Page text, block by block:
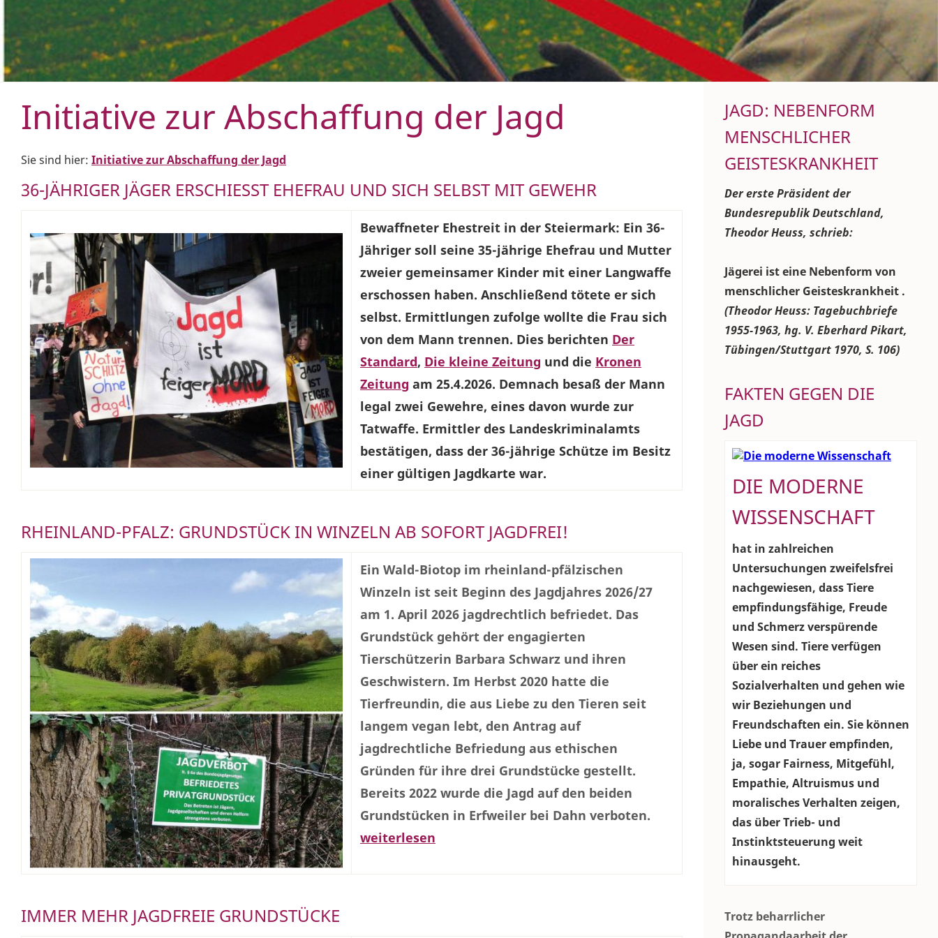
Initiative zur Abschaffung der Jagd
Sie sind hier: Initiative zur Abschaffung der Jagd
36-JÄHRIGER JÄGER ERSCHIESST EHEFRAU UND SICH SELBST MIT GEWEHR
Bewaffneter Ehestreit in der Steiermark: Ein 36-
Jähriger soll seine 35-jährige Ehefrau und Mutter
zweier gemeinsamer Kinder mit einer Langwaffe
erschossen haben. Anschließend tötete er sich
selbst. Ermittlungen zufolge wollte die Frau sich
von dem Mann trennen. Dies berichten Der
Standard, Die kleine Zeitung und die Kronen
Zeitung am 25.4.2026. Demnach besaß der Mann
legal zwei Gewehre, eines davon wurde zur
Tatwaffe. Ermittler des Landeskriminalamts
bestätigen, dass der 36-jährige Schütze im Besitz
einer gültigen Jagdkarte war.
RHEINLAND-PFALZ: GRUNDSTÜCK IN WINZELN AB SOFORT JAGDFREI!
Ein Wald-Biotop im rheinland-pfälzischen
Winzeln ist seit Beginn des Jagdjahres 2026/27
am 1. April 2026 jagdrechtlich befriedet. Das
Grundstück gehört der engagierten
Tierschützerin Barbara Schwarz und ihren
Geschwistern. Im Herbst 2020 hatte die
Tierfreundin, die aus Liebe zu den Tieren seit
langem vegan lebt, den Antrag auf
jagdrechtliche Befriedung aus ethischen
Gründen für ihre drei Grundstücke gestellt.
Bereits 2022 wurde die Jagd auf den beiden
Grundstücken in Erfweiler bei Dahn verboten.
weiterlesen
IMMER MEHR JAGDFREIE GRUNDSTÜCKE
JAGD: NEBENFORM
MENSCHLICHER
GEISTESKRANKHEIT
Der erste Präsident der
Bundesrepublik Deutschland,
Theodor Heuss, schrieb:
Jägerei ist eine Nebenform von
menschlicher Geisteskrankheit .
(Theodor Heuss: Tagebuchbriefe
1955-1963, hg. V. Eberhard Pikart,
Tübingen/Stuttgart 1970, S. 106)
FAKTEN GEGEN DIE
JAGD
DIE MODERNE
WISSENSCHAFT
hat in zahlreichen
Untersuchungen zweifelsfrei
nachgewiesen, dass Tiere
empfindungsfähige, Freude
und Schmerz verspürende
Wesen sind. Tiere verfügen
über ein reiches
Sozialverhalten und gehen wie
wir Beziehungen und
Freundschaften ein. Sie können
Liebe und Trauer empfinden,
ja, sogar Fairness, Mitgefühl,
Empathie, Altruismus und
moralisches Verhalten zeigen,
das über Trieb- und
Instinktsteuerung weit
hinausgeht.
Trotz beharrlicher